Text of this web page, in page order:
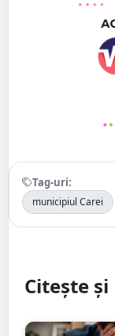
Tag-uri:
municipiul Carei
Citește și